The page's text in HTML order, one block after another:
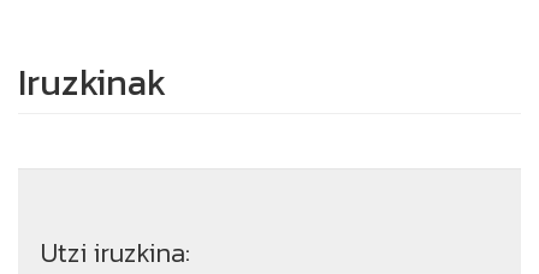
Iruzkinak
Utzi iruzkina: